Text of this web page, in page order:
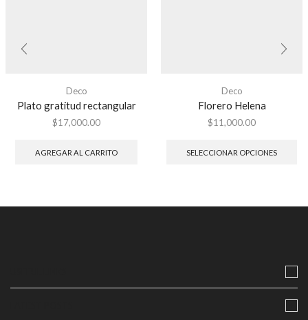
Deco
Plato gratitud rectangular
$17,000.00
AGREGAR AL CARRITO
Deco
Florero Helena
$11,000.00
SELECCIONAR OPCIONES